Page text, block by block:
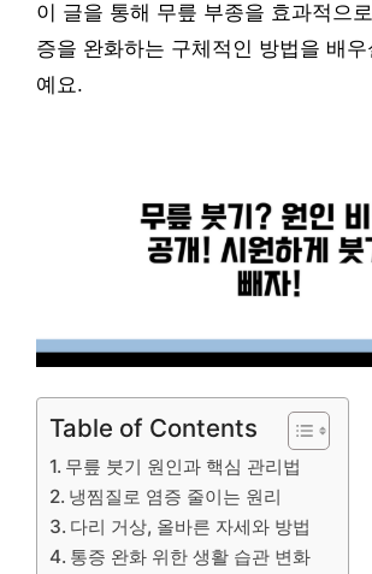
이 글을 통해 무릎 부종을 효과적으
증을 완화하는 구체적인 방법을 배우
예요.
Table of Contents
무릎 붓기 원인과 핵심 관리법
냉찜질로 염증 줄이는 원리
다리 거상, 올바른 자세와 방법
통증 완화 위한 생활 습관 변화